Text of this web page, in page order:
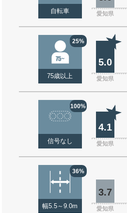
自転車 愛知県
25%
75歳以上
5.0
愛知県
100%
信号なし
4.1
愛知県
36%
幅5.5～9.0m
3.7
愛知県